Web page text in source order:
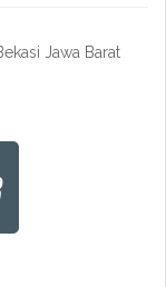
Jawa Barat